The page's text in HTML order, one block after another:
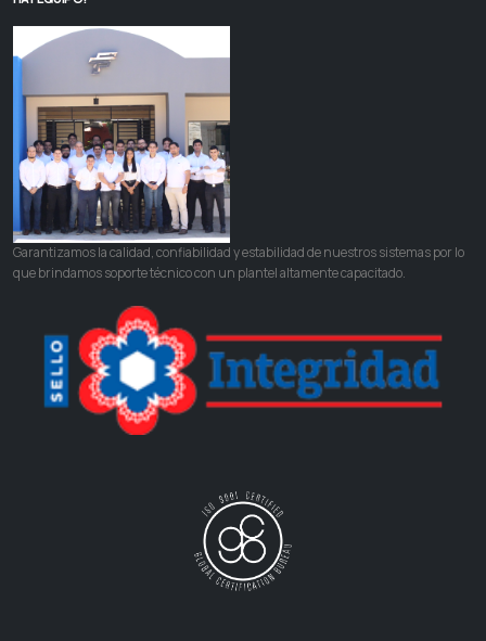
Garantizamos la calidad, confiabilidad y estabilidad de nuestros sistemas por lo
que brindamos soporte técnico con un plantel altamente capacitado.